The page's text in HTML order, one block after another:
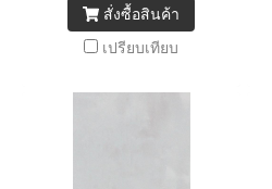
สั่งซื้อสินค้า
เปรียบเทียบ